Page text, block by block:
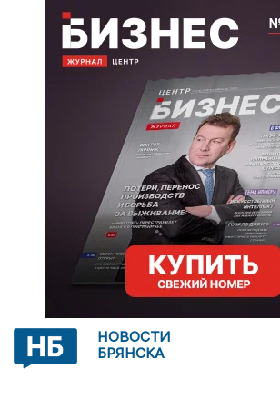
НОВОСТИ
БРЯНСКА